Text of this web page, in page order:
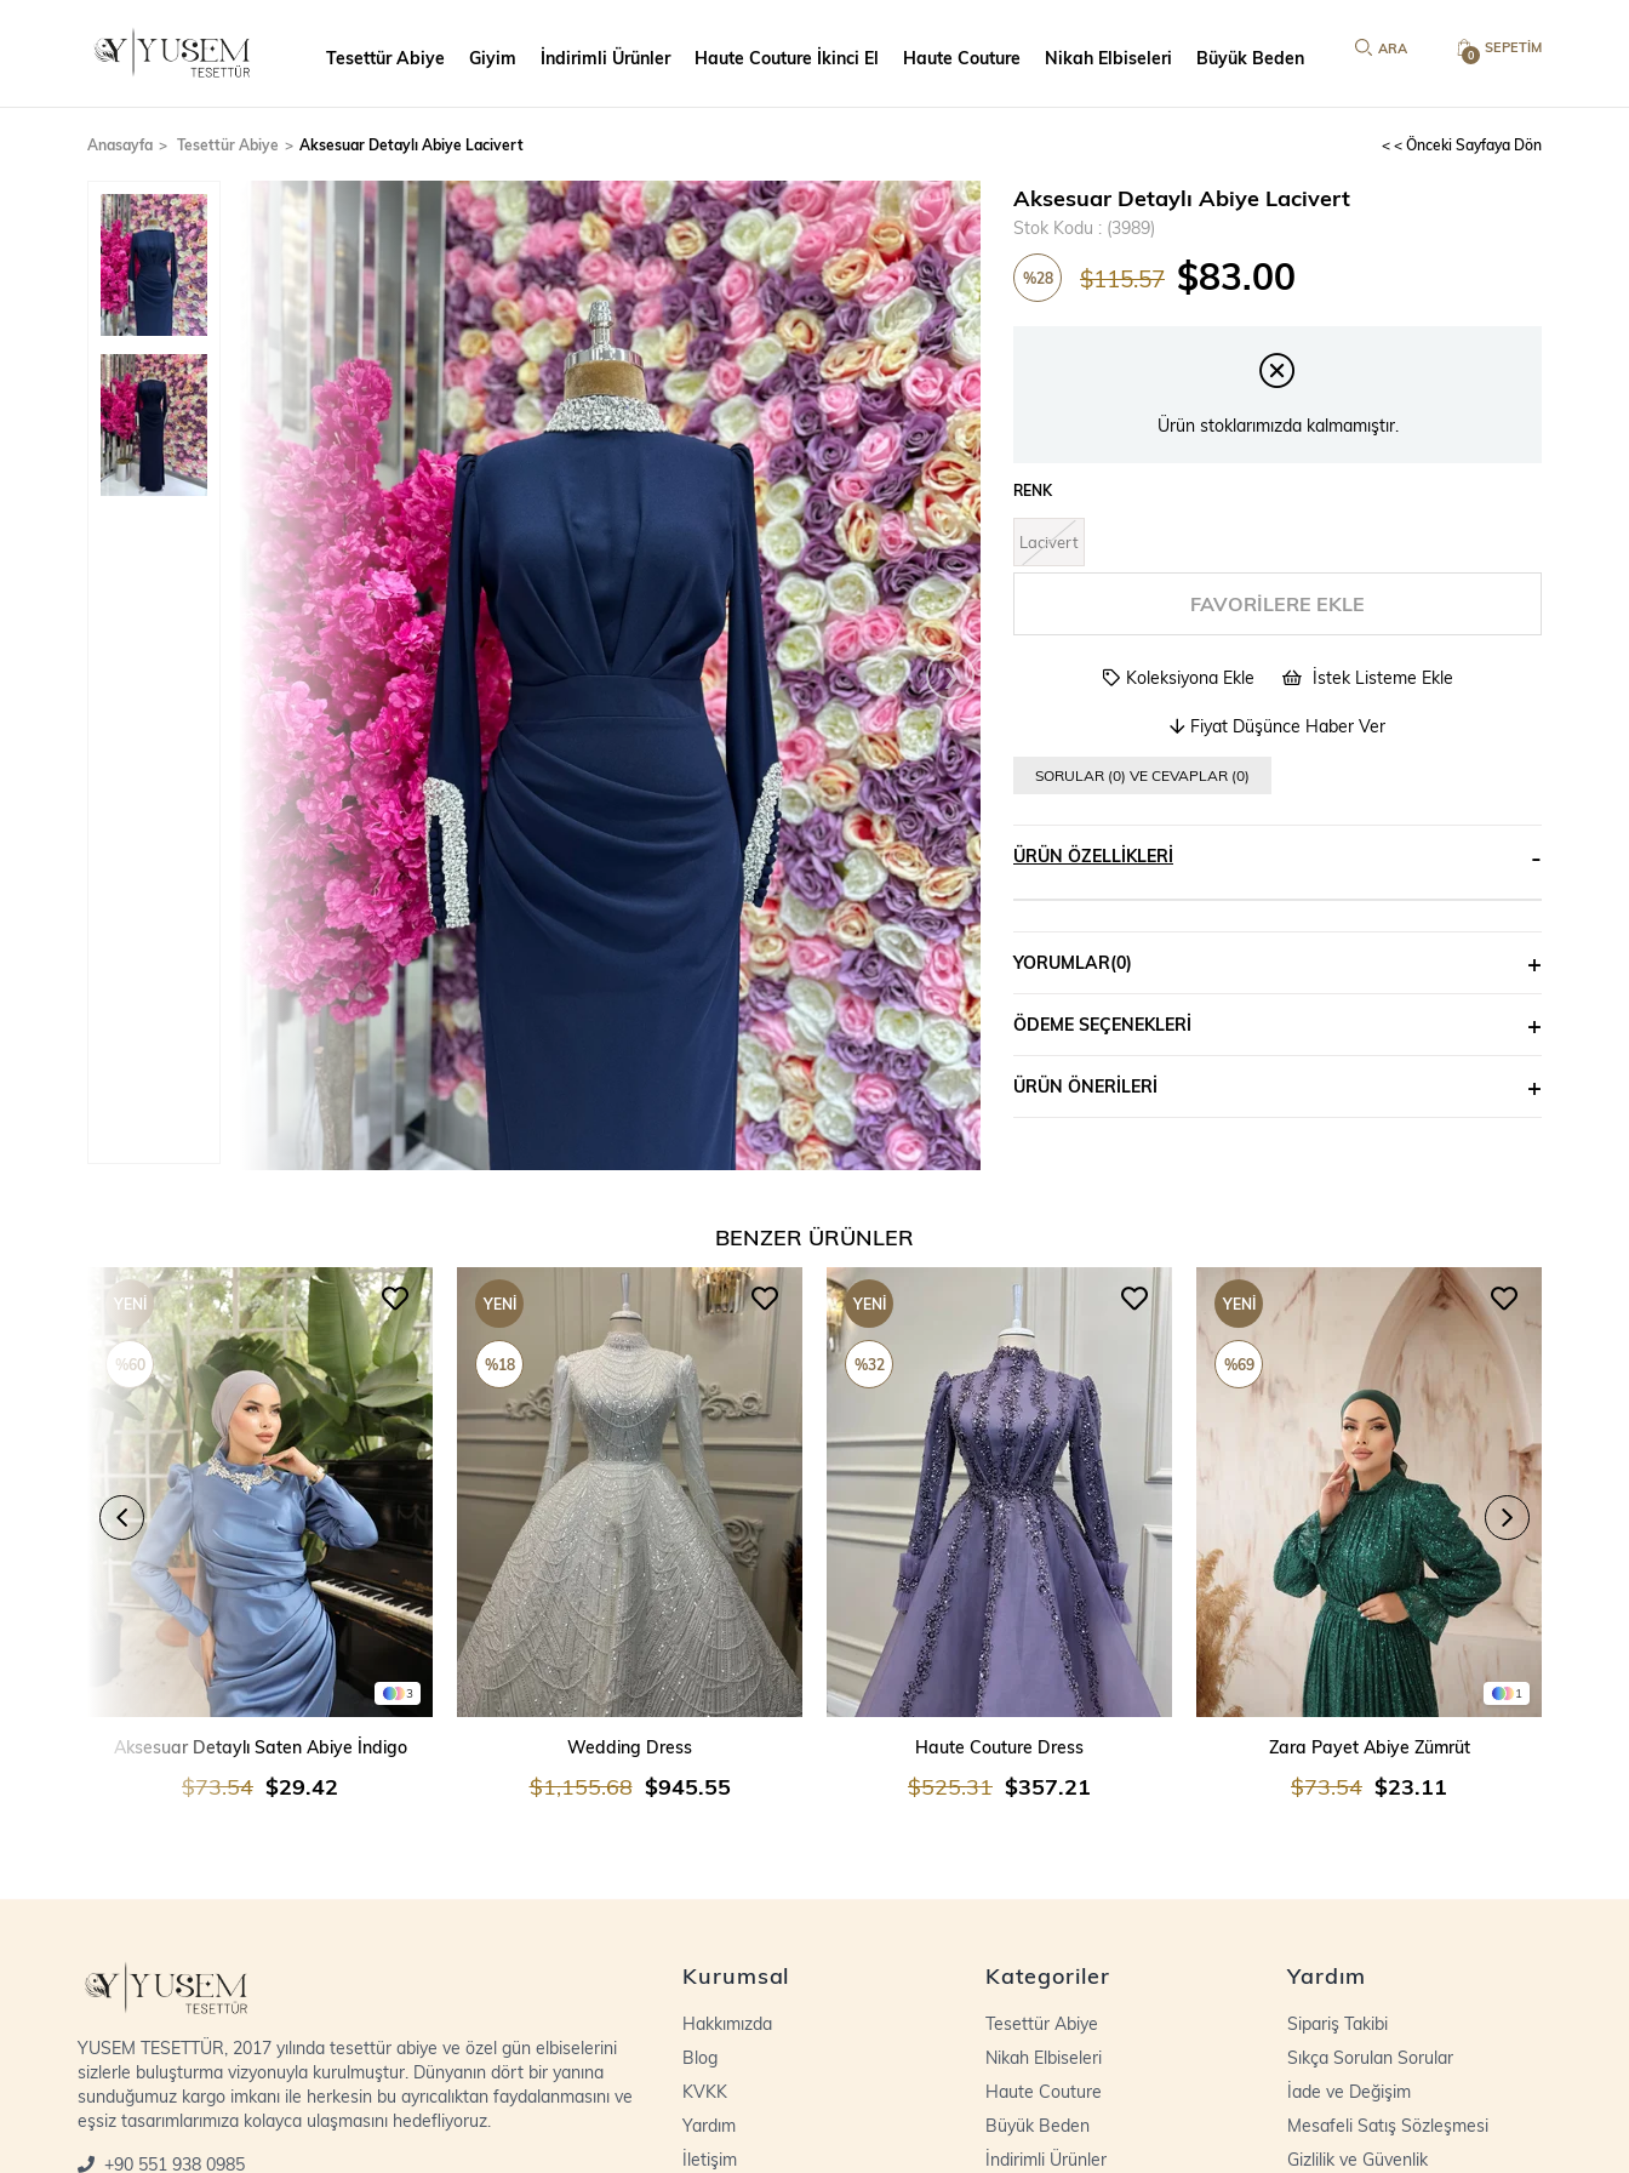
SEPETIM
0
Tesettür Abiye Giyim İndirimli Ürünler Haute Couture İkinci El Haute Couture Nikah Elbiseleri Büyük Beden
Anasayfa Tesettür Abiye Aksesuar Detaylı Abiye Lacivert < < Önceki Sayfaya Dön
›
Aksesuar Detaylı Abiye Lacivert
Stok Kodu (3989)
%28 $115.57 $83.00
Ürün stoklarımızda kalmamıştır.
RENK
Lacivert
FAVORILERE EKLE
Koleksiyona Ekle İstek Listeme Ekle
Fiyat Düşünce Haber Ver
SORULAR (0) VE CEVAPLAR (0)
ÜRÜN ÖZELLIKLERI
YORUMLAR(0)
ÖDEME SEÇENEKLERI
ÜRÜN ÖNERILERI
BENZER ÜRÜNLER
3
Aksesuar Detaylı Saten Abiye İndigo
$29.42
$73.54
YENI
ÜRÜN
%60
Wedding Dress
$945.55
$1,155.68
YENI
ÜRÜN
%18
Haute Couture Dress
$357.21
$525.31
YENI
ÜRÜN
%32
1
Zara Payet Abiye Zümrüt
$23.11
$73.54
YENI
ÜRÜN
%69
YUSEM TESETTÜR, 2017 yılında tesettür abiye ve özel gün elbiselerini
sizlerle buluşturma vizyonuyla kurulmuştur. Dünyanın dört bir yanına
sunduğumuz kargo imkanı ile herkesin bu ayrıcalıktan faydalanmasını ve
eşsiz tasarımlarımıza kolayca ulaşmasını hedefliyoruz.
+90 551 938 0985
Kurumsal
Hakkımızda
Blog
KVKK
Yardım
İletişim
Kategoriler
Tesettür Abiye
Nikah Elbiseleri
Haute Couture
Büyük Beden
İndirimli Ürünler
Yardım
Sipariş Takibi
Sıkça Sorulan Sorular
İade ve Değişim
Mesafeli Satış Sözleşmesi
Gizlilik ve Güvenlik